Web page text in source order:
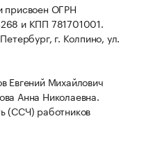
присвоен ОГРН
и КПП 781701001.
г. Колпино, ул.
Евгений Михайлович
Анна Николаевна.
(ССЧ) работников